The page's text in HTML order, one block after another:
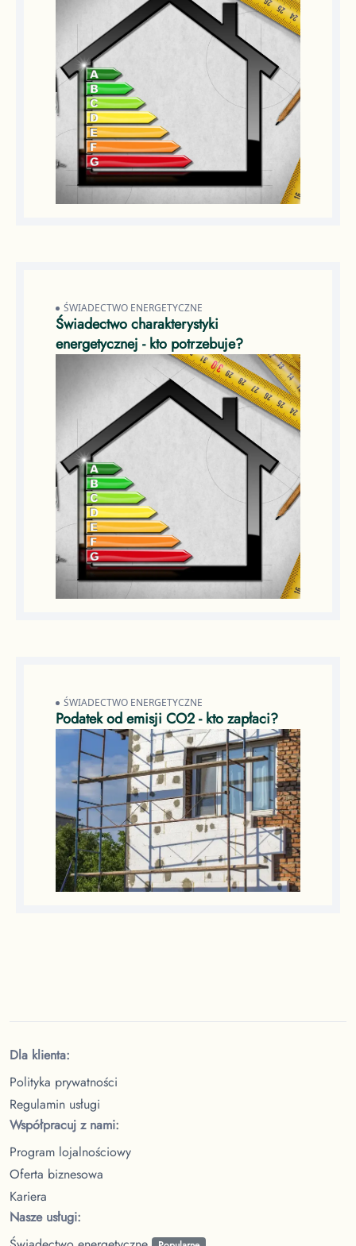
ŚWIADECTWO ENERGETYCZNE
Świadectwo charakterystyki
energetycznej - kto potrzebuje?
ŚWIADECTWO ENERGETYCZNE
Podatek od emisji CO2 - kto zapłaci?
Dla klienta:
Polityka prywatności
Regulamin usługi
Współpracuj z nami:
Program lojalnościowy
Oferta biznesowa
Kariera
Nasze usługi: